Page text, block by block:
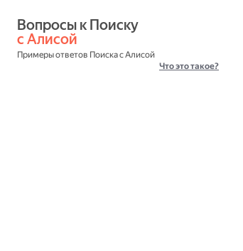
с Алисой
Примеры ответов Поиска с Алисой
Что это такое?